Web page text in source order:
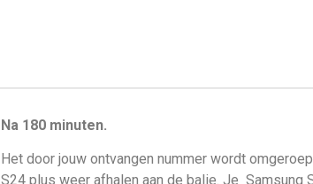
Na 180 minuten.
Het door jouw ontvangen nummer wordt
S24 plus weer afhalen aan de balie. Je Samsung